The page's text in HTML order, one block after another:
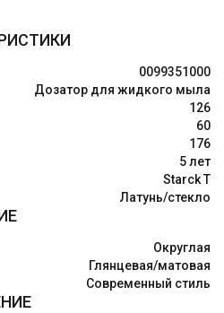
0099351000
Дозатор для жидкого мыла
126
60
176
5 лет
Starck T
Латунь/стекло
Округлая
Глянцевая/матовая
Современный стиль